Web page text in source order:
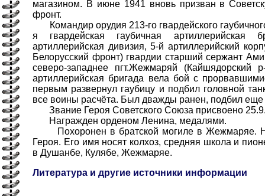
магазином. В июне 1941 вновь призван в
фронт.
Командир орудия 213-го гвардейского
я гвардейская гаубичная артиллерийская
артиллерийская дивизия, 5-й артиллерийский
Белорусский фронт) гвардии старший сержант
северо-западнее пгт.Жежмаряй (Кайшядорский
артиллерийская бригада вела бой с
первым развернул гаубицу и подбил головной
все воины расчёта. Был дважды ранен, подбил еще
Звание Героя Советского Союза присвоено
Награжден орденом Ленина, медалями.
Похоронен в братской могиле в Жежмаряе.
Героя. Его имя носят колхоз, средняя школа и
в Душанбе, Кулябе, Жежмаряе.
Литература и другие источники информации